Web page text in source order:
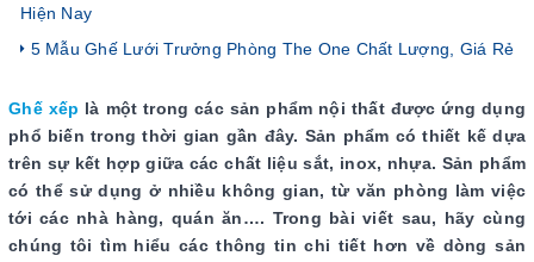
Hiện Nay
5 Mẫu Ghế Lưới Trưởng Phòng The One Chất Lượng, Giá Rẻ
Ghế xếp là một trong các sản phẩm nội thất được ứng dụng
phổ biến trong thời gian gần đây. Sản phẩm có thiết kế dựa
trên sự kết hợp giữa các chất liệu sắt, inox, nhựa. Sản phẩm
có thể sử dụng ở nhiều không gian, từ văn phòng làm việc
tới các nhà hàng, quán ăn…. Trong bài viết sau, hãy cùng
chúng tôi tìm hiểu các thông tin chi tiết hơn về dòng sản